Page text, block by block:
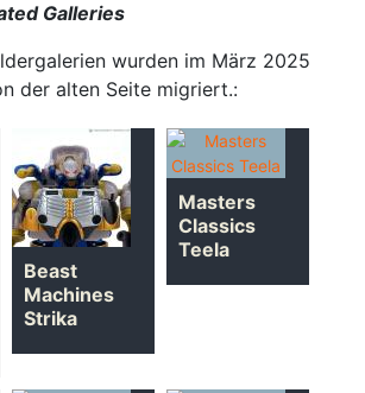
Galleries
wurden im März 2025
der alten Seite migriert.:
Beast
Machines
Strika
Masters
Classics
Teela